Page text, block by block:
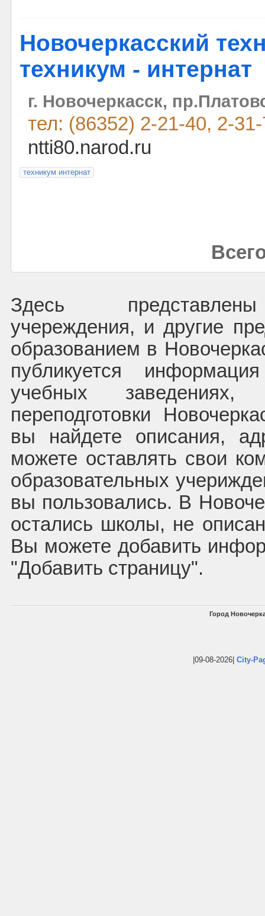
Новочеркасский
техникум - интернат
г. Новочеркасск,
тел: (86352) 2-21-40, 2-
ntti80.narod.ru
техникум интернат
Здесь
учереждения, и другие
образованием в
публикуется
учебных заведениях,
переподготовки
вы найдете описания,
можете оставлять свои
образовательных
вы пользовались. В
остались школы, не
Вы можете добавить
"Добавить страницу".
Город
|09-08-2026| City-